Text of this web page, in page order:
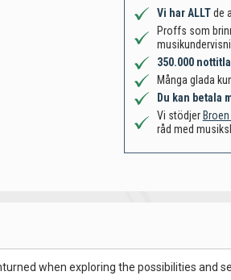
Vi har ALLTde
Proffs som
350.000
Många glada
Du kan betala
Vi stödjer Broen
råd med
when exploring the possibilities and